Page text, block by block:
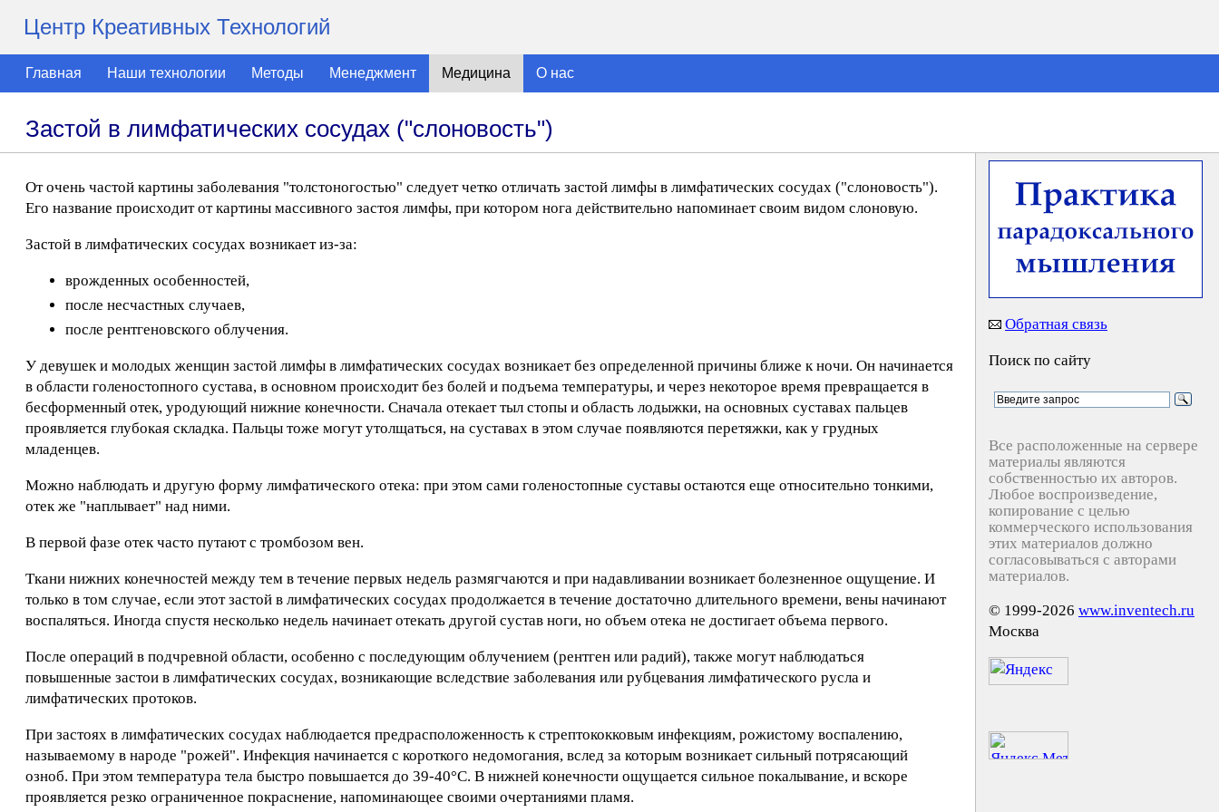
Центр Креативных Технологий
Главная Наши технологии Методы Менеджмент Медицина О нас
Застой в лимфатических сосудах ("слоновость")
От очень частой картины заболевания "толстоногостью" следует четко отличать застой лимфы в лимфатических сосудах ("слоновость").
Его название происходит от картины массивного застоя лимфы, при котором нога действительно напоминает своим видом слоновую.
Застой в лимфатических сосудах возникает из-за:
врожденных особенностей,
после несчастных случаев,
после рентгеновского облучения.
У девушек и молодых женщин застой лимфы в лимфатических сосудах возникает без определенной причины ближе к ночи. Он начинается
в области голеностопного сустава, в основном происходит без болей и подъема температуры, и через некоторое время превращается в
бесформенный отек, уродующий нижние конечности. Сначала отекает тыл стопы и область лодыжки, на основных суставах пальцев
проявляется глубокая складка. Пальцы тоже могут утолщаться, на суставах в этом случае появляются перетяжки, как у грудных
младенцев.
Можно наблюдать и другую форму лимфатического отека: при этом сами голеностопные суставы остаются еще относительно тонкими,
отек же "наплывает" над ними.
В первой фазе отек часто путают с тромбозом вен.
Ткани нижних конечностей между тем в течение первых недель размягчаются и при надавливании возникает болезненное ощущение. И
только в том случае, если этот застой в лимфатических сосудах продолжается в течение достаточно длительного времени, вены начинают
воспаляться. Иногда спустя несколько недель начинает отекать другой сустав ноги, но объем отека не достигает объема первого.
После операций в подчревной области, особенно с последующим облучением (рентген или радий), также могут наблюдаться
повышенные застои в лимфатических сосудах, возникающие вследствие заболевания или рубцевания лимфатического русла и
лимфатических протоков.
При застоях в лимфатических сосудах наблюдается предрасположенность к стрептококковым инфекциям, рожистому воспалению,
называемому в народе "рожей". Инфекция начинается с короткого недомогания, вслед за которым возникает сильный потрясающий
озноб. При этом температура тела быстро повышается до 39-40°С. В нижней конечности ощущается сильное покалывание, и вскоре
проявляется резко ограниченное покраснение, напоминающее своими очертаниями пламя.
Обратная связь
Поиск по сайту
Все расположенные на сервере
материалы являются
собственностью их авторов.
Любое воспроизведение,
копирование с целью
коммерческого использования
этих материалов должно
согласовываться с авторами
материалов.
© 1999-2026 www.inventech.ru
Москва